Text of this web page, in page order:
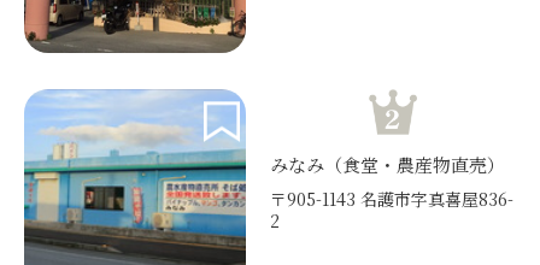
みなみ（食堂・農産物直売）
〒905-1143 名護市字真喜屋836-
2